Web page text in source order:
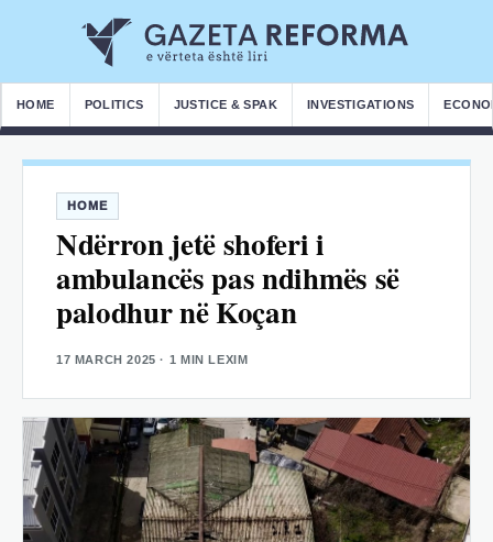
HOME POLITICS JUSTICE & SPAK INVESTIGATIONS
HOME
Ndërron jetë shoferi i
ambulancës pas ndihmës së
palodhur në Koçan
17 MARCH 2025 · 1 MIN LEXIM